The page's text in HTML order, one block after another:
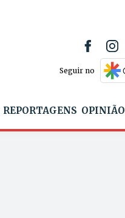
Seguir no
REPORTAGENS OPINIÃO